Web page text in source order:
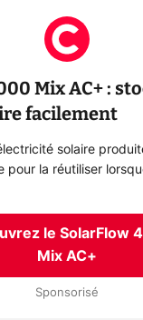
Mix AC+ :
facilement
solaire
pour la réutiliser
le SolarFlow
Mix AC+
Sponsorisé